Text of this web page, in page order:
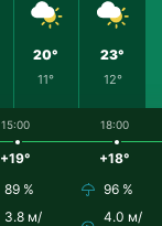
20°
11°
23°
12°
15:00
+19°
89 %
3.8 м/
18:00
+18°
96 %
4.0 м/